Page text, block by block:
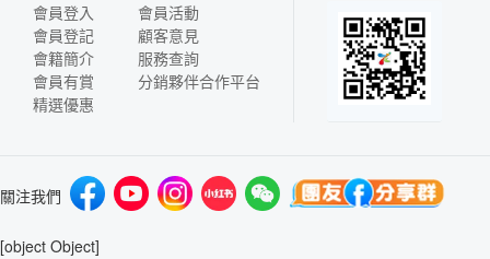
會員登入
會員登記
會籍簡介
會員有賞
精選優惠
會員活動
顧客意見
服務查詢
分銷夥伴合作平台
關注我們
[object Object]